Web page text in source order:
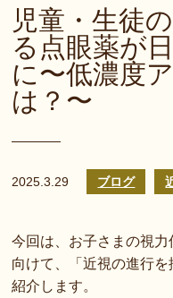
児童・生徒
る点眼薬が
に〜低濃度
は？〜
2025.3.29 ブログ
今回は、お子さまの視
向けて、「近視の進行
紹介します。